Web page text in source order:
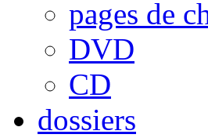
pages de
DVD
CD
dossiers